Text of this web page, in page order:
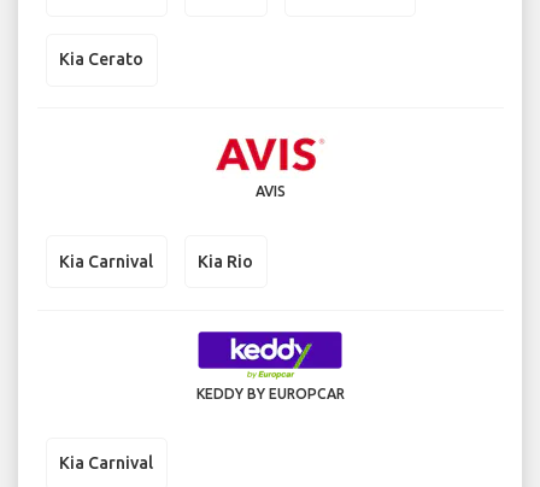
Kia Cerato
AVIS
Kia Carnival Kia Rio
KEDDY BY EUROPCAR
Kia Carnival